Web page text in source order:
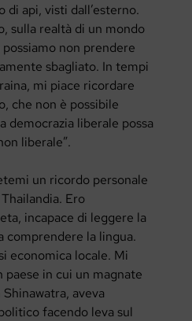
di api, visti dall’esterno.
sulla realtà di un mondo
non prendere
sbagliato. In tempi
mi piace ricordare
che non è possibile
democrazia liberale possa
liberale”.
un ricordo personale
Ero
incapace di leggere la
comprendere la lingua.
economica locale. Mi
in cui un magnate
aveva
facendo leva sul